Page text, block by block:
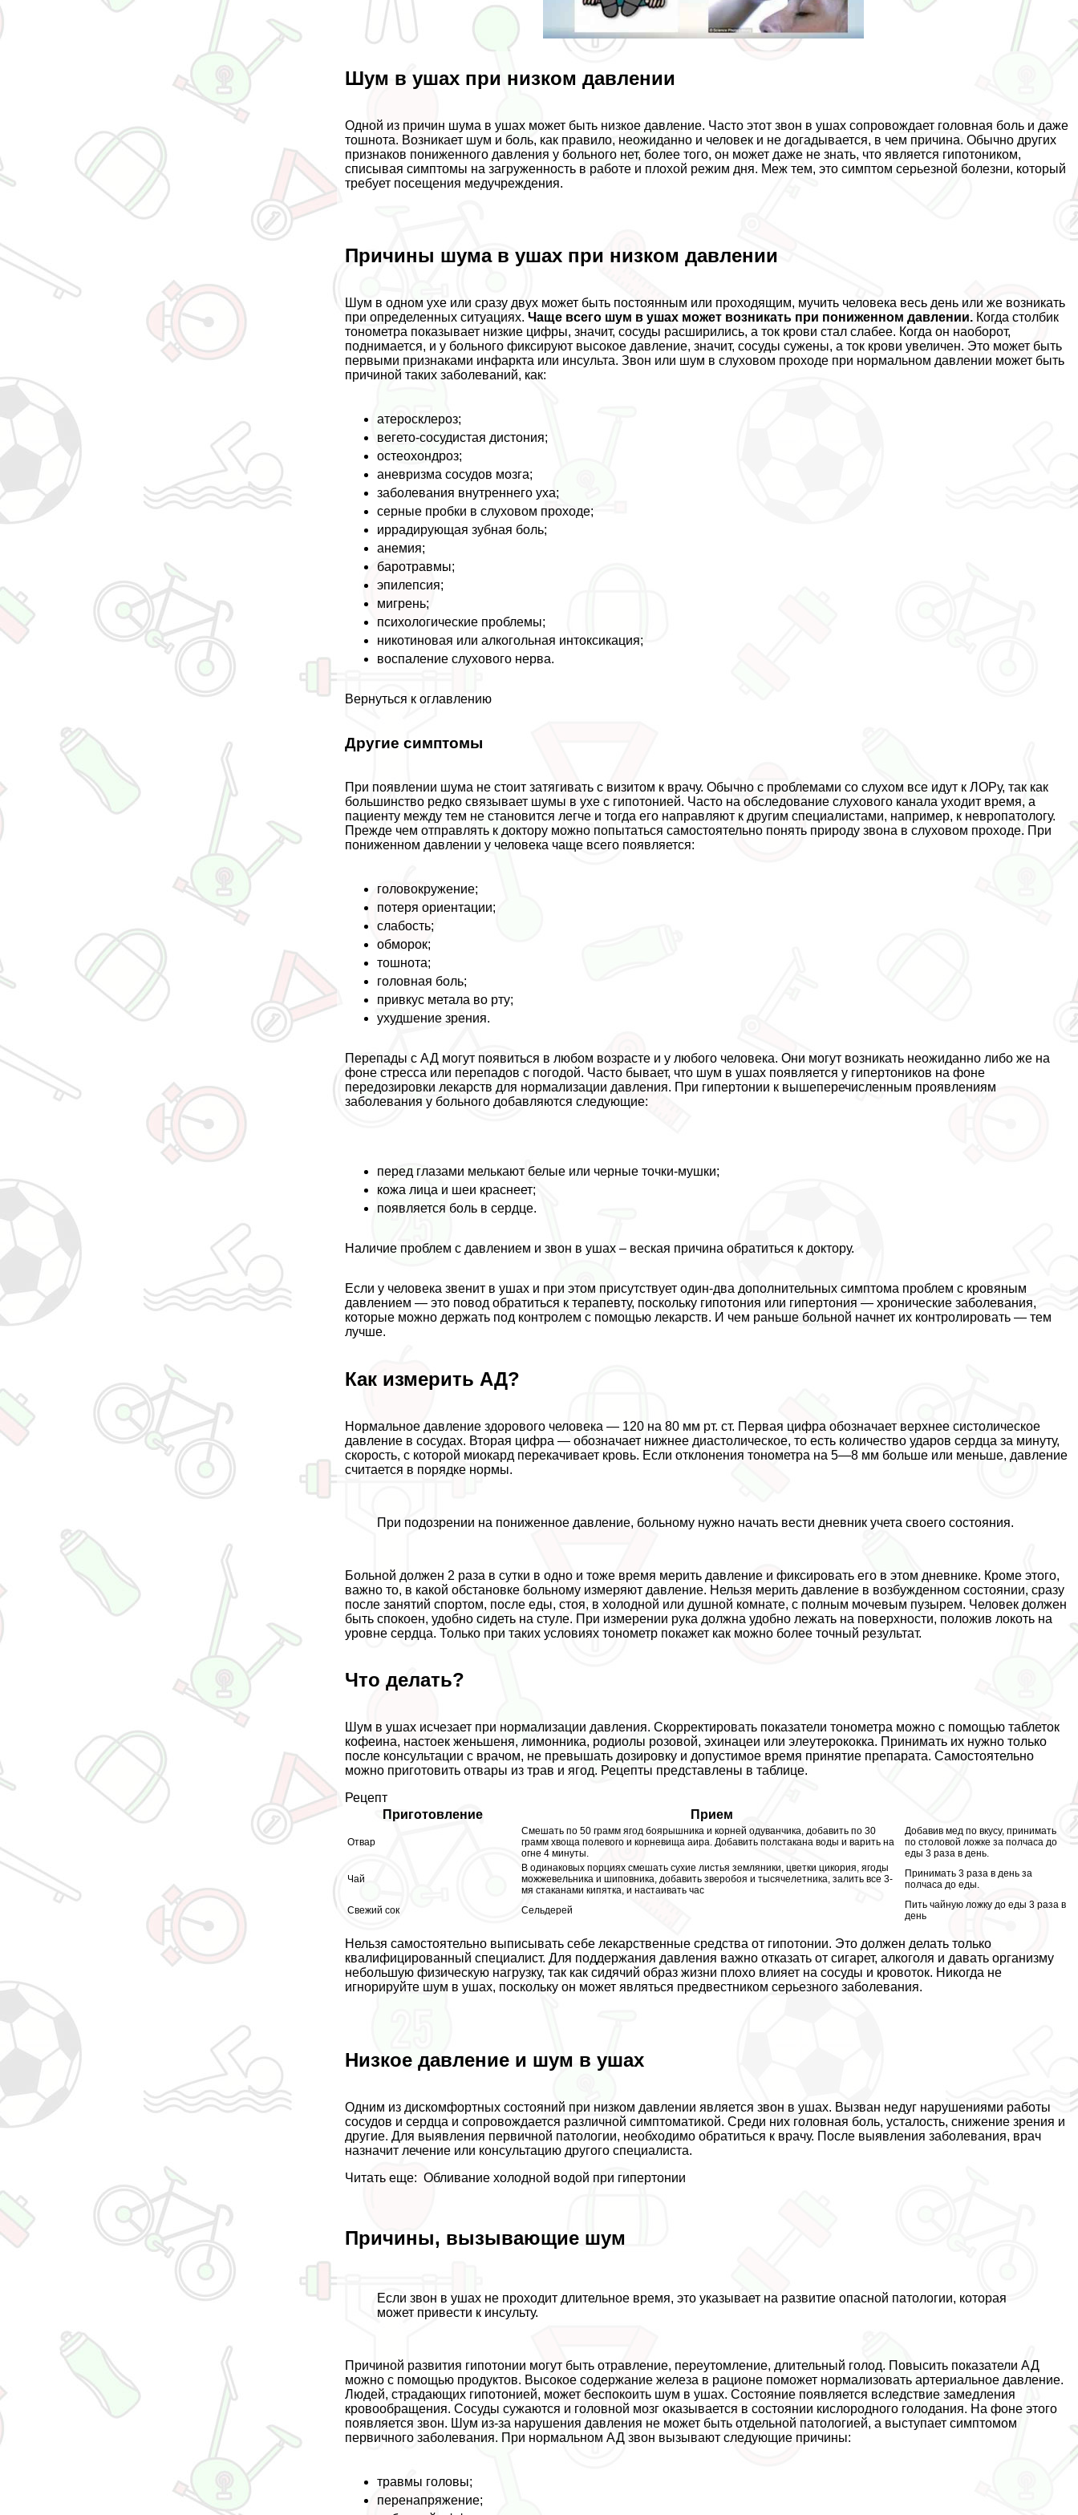
Шум в ушах при низком давлении
Одной из причин шума в ушах может быть низкое давление. Часто этот звон в ушах сопровождает головная боль и даже
тошнота. Возникает шум и боль, как правило, неожиданно и человек и не догадывается, в чем причина. Обычно других
признаков пониженного давления у больного нет, более того, он может даже не знать, что является гипотоником,
списывая симптомы на загруженность в работе и плохой режим дня. Меж тем, это симптом серьезной болезни, который
требует посещения медучреждения.
Причины шума в ушах при низком давлении
Шум в одном ухе или сразу двух может быть постоянным или проходящим, мучить человека весь день или же возникать
при определенных ситуациях.Чаще всего шум в ушах может возникать при пониженном давлении. Когда столбик
тонометра показывает низкие цифры, значит, сосуды расширились, а ток крови стал слабее. Когда он наоборот,
поднимается, и у больного фиксируют высокое давление, значит, сосуды сужены, а ток крови увеличен. Это может быть
первыми признаками инфаркта или инсульта. Звон или шум в слуховом проходе при нормальном давлении может быть
причиной таких заболеваний, как:
атеросклероз;
вегето-сосудистая дистония;
остеохондроз;
аневризма сосудов мозга;
заболевания внутреннего уха;
серные пробки в слуховом проходе;
иррадирующая зубная боль;
анемия;
баротравмы;
эпилепсия;
мигрень;
психологические проблемы;
никотиновая или алкогольная интоксикация;
воспаление слухового нерва.
Вернуться к оглавлению
Другие симптомы
При появлении шума не стоит затягивать с визитом к врачу. Обычно с проблемами со слухом все идут к ЛОРу, так как
большинство редко связывает шумы в ухе с гипотонией. Часто на обследование слухового канала уходит время, а
пациенту между тем не становится легче и тогда его направляют к другим специалистами, например, к невропатологу.
Прежде чем отправлять к доктору можно попытаться самостоятельно понять природу звона в слуховом проходе. При
пониженном давлении у человека чаще всего появляется:
головокружение;
потеря ориентации;
слабость;
обморок;
тошнота;
головная боль;
привкус метала во рту;
ухудшение зрения.
Перепады с АД могут появиться в любом возрасте и у любого человека. Они могут возникать неожиданно либо же на
фоне стресса или перепадов с погодой. Часто бывает, что шум в ушах появляется у гипертоников на фоне
передозировки лекарств для нормализации давления. При гипертонии к вышеперечисленным проявлениям
заболевания у больного добавляются следующие:
перед глазами мелькают белые или черные точки-мушки;
кожа лица и шеи краснеет;
появляется боль в сердце.
Наличие проблем с давлением и звон в ушах – веская причина обратиться к доктору.
Если у человека звенит в ушах и при этом присутствует один-два дополнительных симптома проблем с кровяным
давлением — это повод обратиться к терапевту, поскольку гипотония или гипертония — хронические заболевания,
которые можно держать под контролем с помощью лекарств. И чем раньше больной начнет их контролировать — тем
лучше.
Как измерить АД?
Нормальное давление здорового человека — 120 на 80 мм рт. ст. Первая цифра обозначает верхнее систолическое
давление в сосудах. Вторая цифра — обозначает нижнее диастолическое, то есть количество ударов сердца за минуту,
скорость, с которой миокард перекачивает кровь. Если отклонения тонометра на 5―8 мм больше или меньше, давление
считается в порядке нормы.
При подозрении на пониженное давление, больному нужно начать вести дневник учета своего состояния.
Больной должен 2 раза в сутки в одно и тоже время мерить давление и фиксировать его в этом дневнике. Кроме этого,
важно то, в какой обстановке больному измеряют давление. Нельзя мерить давление в возбужденном состоянии, сразу
после занятий спортом, после еды, стоя, в холодной или душной комнате, с полным мочевым пузырем. Человек должен
быть спокоен, удобно сидеть на стуле. При измерении рука должна удобно лежать на поверхности, положив локоть на
уровне сердца. Только при таких условиях тонометр покажет как можно более точный результат.
Что делать?
Шум в ушах исчезает при нормализации давления. Скорректировать показатели тонометра можно с помощью таблеток
кофеина, настоек женьшеня, лимонника, родиолы розовой, эхинацеи или элеутерококка. Принимать их нужно только
после консультации с врачом, не превышать дозировку и допустимое время принятие препарата. Самостоятельно
можно приготовить отвары из трав и ягод. Рецепты представлены в таблице.
Рецепт
Приготовление
Прием
Отвар
Смешать по 50 грамм ягод боярышника и корней одуванчика, добавить по 30
грамм хвоща полевого и корневища аира. Добавить полстакана воды и варить на
огне 4 минуты.
Добавив мед по вкусу, принимать
по столовой ложке за полчаса до
еды 3 раза в день.
Чай
В одинаковых порциях смешать сухие листья земляники, цветки цикория, ягоды
можжевельника и шиповника, добавить зверобоя и тысячелетника, залить все 3-
мя стаканами кипятка, и настаивать час
Принимать 3 раза в день за
полчаса до еды.
Свежий сок Сельдерей
Пить чайную ложку до еды 3 раза в
день
Нельзя самостоятельно выписывать себе лекарственные средства от гипотонии. Это должен делать только
квалифицированный специалист. Для поддержания давления важно отказать от сигарет, алкоголя и давать организму
небольшую физическую нагрузку, так как сидячий образ жизни плохо влияет на сосуды и кровоток. Никогда не
игнорируйте шум в ушах, поскольку он может являться предвестником серьезного заболевания.
Низкое давление и шум в ушах
Одним из дискомфортных состояний при низком давлении является звон в ушах. Вызван недуг нарушениями работы
сосудов и сердца и сопровождается различной симптоматикой. Среди них головная боль, усталость, снижение зрения и
другие. Для выявления первичной патологии, необходимо обратиться к врачу. После выявления заболевания, врач
назначит лечение или консультацию другого специалиста.
Читать еще: Обливание холодной водой при гипертонии
Причины, вызывающие шум
Если звон в ушах не проходит длительное время, это указывает на развитие опасной патологии, которая
может привести к инсульту.
Причиной развития гипотонии могут быть отравление, переутомление, длительный голод. Повысить показатели АД
можно с помощью продуктов. Высокое содержание железа в рационе поможет нормализовать артериальное давление.
Людей, страдающих гипотонией, может беспокоить шум в ушах. Состояние появляется вследствие замедления
кровообращения. Сосуды сужаются и головной мозг оказывается в состоянии кислородного голодания. На фоне этого
появляется звон. Шум из-за нарушения давления не может быть отдельной патологией, а выступает симптомом
первичного заболевания. При нормальном АД звон вызывают следующие причины:
травмы головы;
перенапряжение;